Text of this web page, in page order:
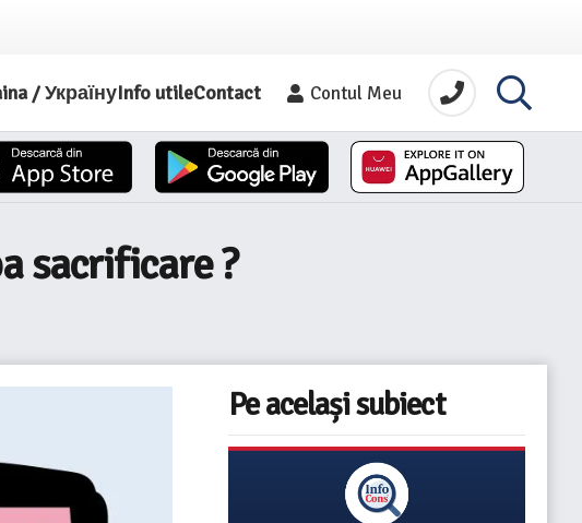
/ УкраїнуInfo utileContact Contul Meu
sacrificare ?
Pe același subiect